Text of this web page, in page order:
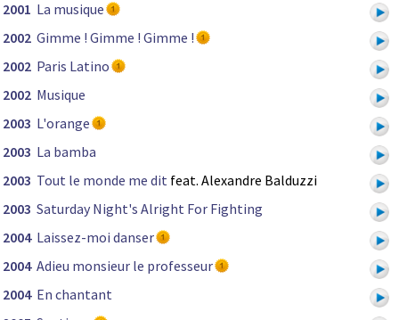
2001 La musique
2002 Gimme ! Gimme ! Gimme !
2002 Paris Latino
2002 Musique
2003 L'orange
2003 La bamba
2003 Tout le monde me dit feat. Alexandre Balduzzi
2003 Saturday Night's Alright For Fighting
2004 Laissez-moi danser
2004 Adieu monsieur le professeur
2004 En chantant